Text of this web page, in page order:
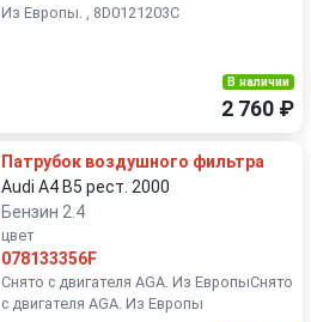
Из Европы. , 8D0121203C
В наличии
2 760 ₽
Патрубок воздушного фильтра
Audi A4 B5 рест. 2000
Бензин 2.4
цвет
078133356F
Снято с двигателя AGA. Из ЕвропыСнято
с двигателя AGA. Из Европы